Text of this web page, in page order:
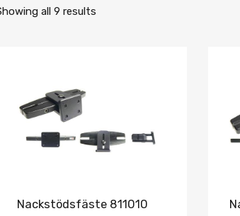
all 9 results
Nackstödsfäste 811010